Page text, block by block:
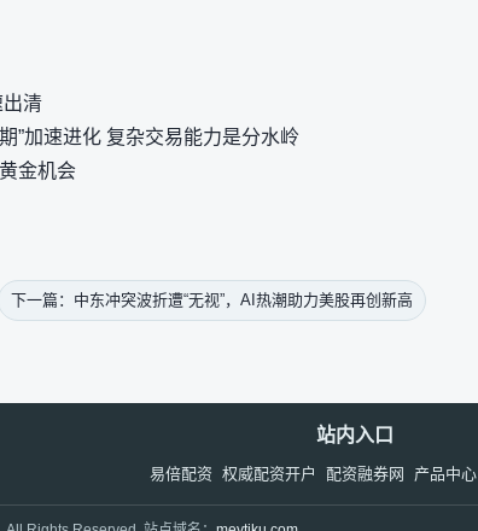
出清
”加速进化 复杂交易能力是分水岭
金机会
下一篇：中东冲突波折遭“无视”，AI热潮助力美股再创新高
站内入口
易倍配资 权威配资开户 配资融券网 产品中心